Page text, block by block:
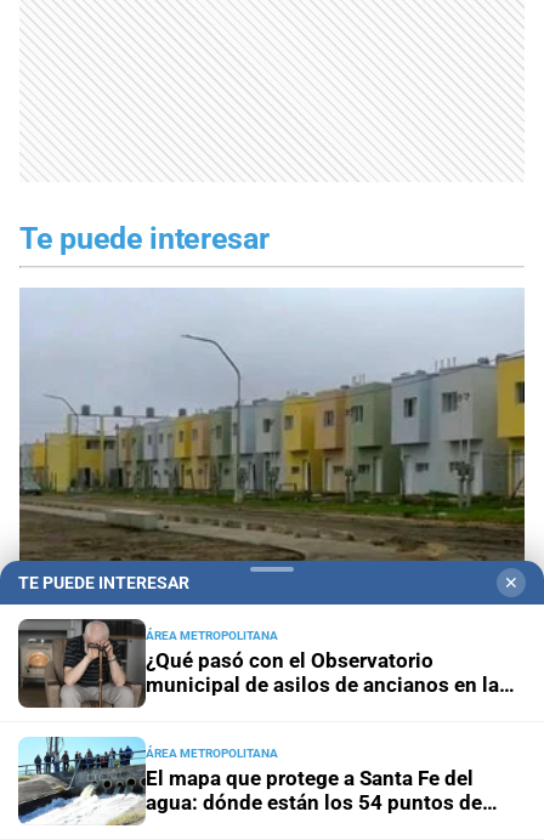
Te puede interesar
Esmeralda Este II: la Villa Suramericana que
después de los Juegos será hogar de 346
familias
TE PUEDE INTERESAR ✕
ÁREA METROPOLITANA
¿Qué pasó con el Observatorio
municipal de asilos de ancianos en la
ÁREA METROPOLITANA
El mapa que protege a Santa Fe del
agua: dónde están los 54 puntos de